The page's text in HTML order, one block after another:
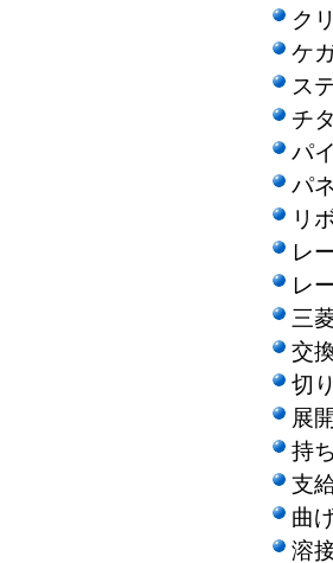
ク
ケ
ス
チ
パ
パ
リ
レ
レ
三
交
切
展開
持
支
曲
溶